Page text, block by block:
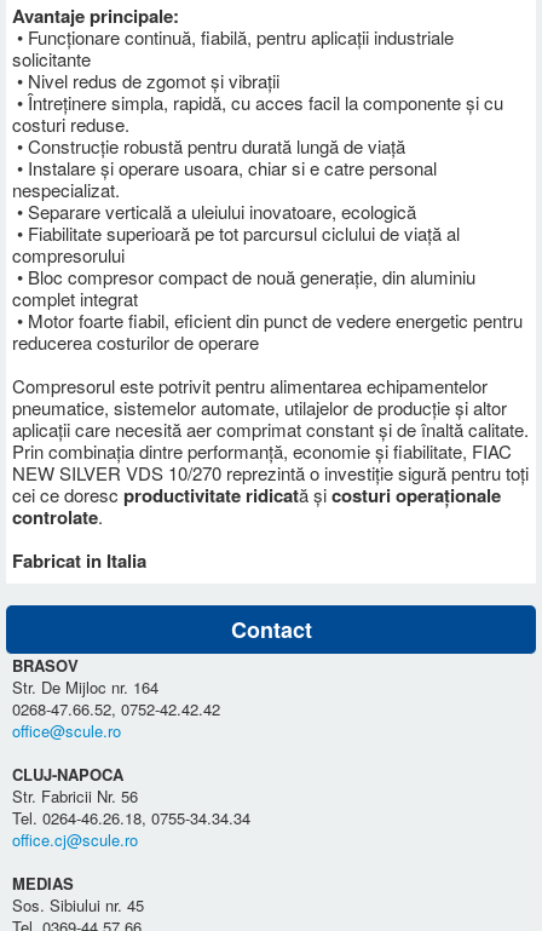
Avantaje principale:
• Funcționare continuă, fiabilă, pentru aplicații industriale
solicitante
• Nivel redus de zgomot și vibrații
• Întreținere simpla, rapidă, cu acces facil la componente și cu
costuri reduse.
• Construcție robustă pentru durată lungă de viață
• Instalare și operare usoara, chiar si e catre personal
nespecializat.
• Separare verticală a uleiului inovatoare, ecologică
• Fiabilitate superioară pe tot parcursul ciclului de viață al
compresorului
• Bloc compresor compact de nouă generație, din aluminiu
complet integrat
• Motor foarte fiabil, eficient din punct de vedere energetic pentru
reducerea costurilor de operare
Compresorul este potrivit pentru alimentarea echipamentelor
pneumatice, sistemelor automate, utilajelor de producție și altor
aplicații care necesită aer comprimat constant și de înaltă calitate.
Prin combinația dintre performanță, economie și fiabilitate, FIAC
NEW SILVER VDS 10/270 reprezintă o investiție sigură pentru toți
cei ce doresc productivitate ridicată șicosturi operaționale
controlate.
Fabricat in Italia
Contact
BRASOV
Str. De Mijloc nr. 164
0268-47.66.52, 0752-42.42.42
office@scule.ro
CLUJ-NAPOCA
Str. Fabricii Nr. 56
Tel. 0264-46.26.18, 0755-34.34.34
office.cj@scule.ro
MEDIAS
Sos. Sibiului nr. 45